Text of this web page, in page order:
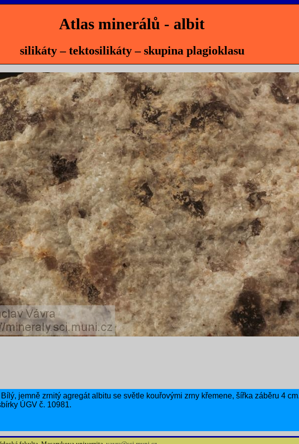
Atlas minerálů - albit
silikáty – tektosilikáty – skupina plagioklasu
Bílý, jemně zrnitý agregát albitu se světle kouřovými zrny křemene, šířka záběru 4
ÚGV č. 10981.